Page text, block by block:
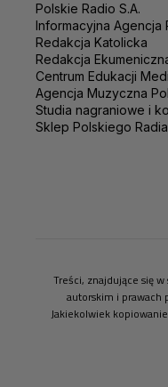
Polskie Radio S.A.
Informacyjna Agencja
Redakcja Katolicka
Redakcja
Centrum Edukacji
Agencja Muzyczna
Studia nagraniowe i
Sklep Polskiego Radia
Treści, znajdujące się
autorskim i prawach
Jakiekolwiek